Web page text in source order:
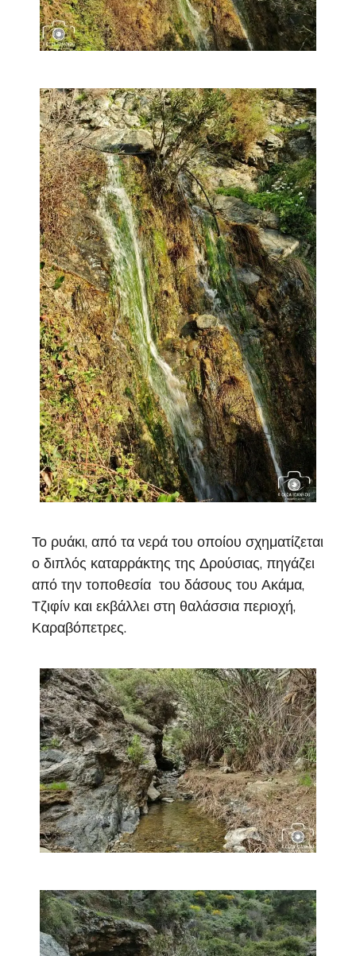
Το ρυάκι, από τα νερά του οποίου σχηματίζεται
ο διπλός καταρράκτης της Δρούσιας, πηγάζει
από την τοποθεσία του δάσους του Ακάμα,
Τζιφίν και εκβάλλει στη θαλάσσια περιοχή,
Καραβόπετρες.